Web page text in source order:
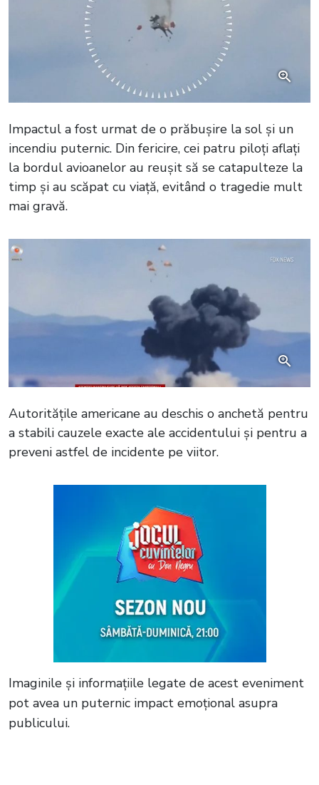
Impactul a fost urmat de o prăbușire la sol și un
incendiu puternic. Din fericire, cei patru piloți aflați
la bordul avioanelor au reușit să se catapulteze la
timp și au scăpat cu viață, evitând o tragedie mult
mai gravă.
Autoritățile americane au deschis o anchetă pentru
a stabili cauzele exacte ale accidentului și pentru a
preveni astfel de incidente pe viitor.
Imaginile și informațiile legate de acest eveniment
pot avea un puternic impact emoțional asupra
publicului.